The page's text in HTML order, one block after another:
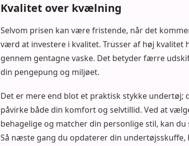
Kvalitet over kvælning
Selvom prisen kan være fristende, når det
værd at investere i kvalitet. Trusser af høj
gennem gentagne vaske. Det betyder færre
din pengepung og miljøet.
Det er mere end blot et praktisk stykke undertøj;
påvirke både din komfort og selvtillid. Ved at
behagelige og matcher din personlige stil, kan
Så næste gang du opdaterer din